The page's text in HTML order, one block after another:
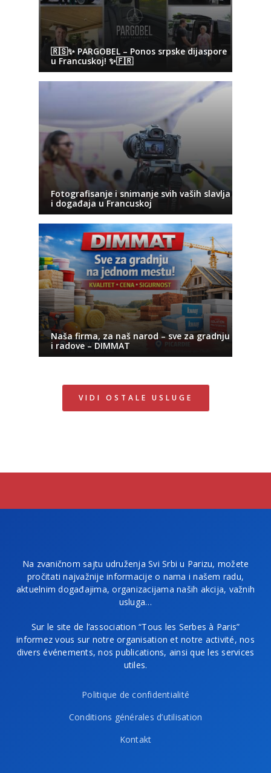
🇷🇸✨ PARGOBEL – Ponos srpske dijaspore
u Francuskoj! ✨🇫🇷
Fotografisanje i snimanje svih vaših slavlja
i događaja u Francuskoj
Naša firma, za naš narod – sve za gradnju
i radove – DIMMAT
VIDI OSTALE USLUGE
Na zvaničnom sajtu udruženja Svi Srbi u Parizu, možete
pročitati najvažnije informacije o nama i našem radu,
aktuelnim događajima, organizacijama naših akcija, važnih
usluga…
Sur le site de l’association “Tous les Serbes à Paris”
informez vous sur notre organisation et notre activité, nos
divers événements, nos publications, ainsi que les services
utiles.
Politique de confidentialité
Conditions générales d’utilisation
Kontakt